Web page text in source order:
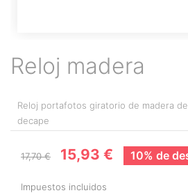
Reloj madera
Reloj portafotos giratorio de madera
decape
17,70 € 15,93 € 10% de
Impuestos incluidos